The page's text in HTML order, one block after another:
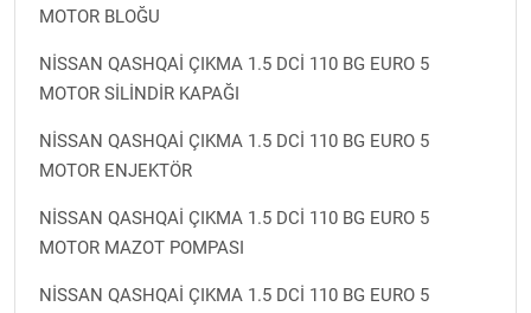
MOTOR BLOĞU
NİSSAN QASHQAİ ÇIKMA 1.5 DCİ 110 BG EURO 5
MOTOR SİLİNDİR KAPAĞI
NİSSAN QASHQAİ ÇIKMA 1.5 DCİ 110 BG EURO 5
MOTOR ENJEKTÖR
NİSSAN QASHQAİ ÇIKMA 1.5 DCİ 110 BG EURO 5
MOTOR MAZOT POMPASI
NİSSAN QASHQAİ ÇIKMA 1.5 DCİ 110 BG EURO 5